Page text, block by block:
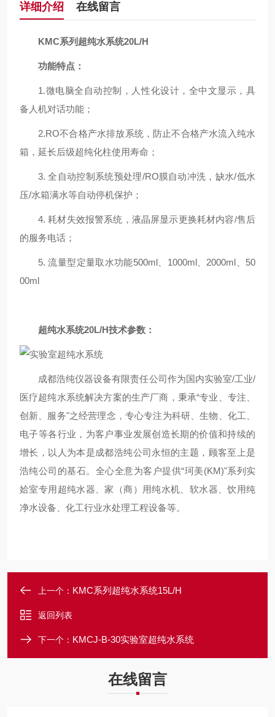
详细介绍 在线留言
KMC系列超纯水系统20L/H
功能特点：
1.微电脑全自动控制，人性化设计，全中文显示，具
备人机对话功能；
2.RO不合格产水排放系统，防止不合格产水流入纯水
箱，延长后级超纯化柱使用寿命；
3. 全自动控制系统预处理/RO膜自动冲洗，缺水/低水
压/水箱满水等自动停机保护；
4. 耗材失效报警系统，液晶屏显示更换耗材内容/售后
的服务电话；
5. 流量型定量取水功能500ml、1000ml、2000ml、50
00ml
超纯水系统20L/H技术参数：
成都浩纯仪器设备有限责任公司作为国内实验室/工业/
医疗超纯水系统解决方案的生产厂商，秉承“专业、专注、
创新、服务"之经营理念，专心专注为科研、生物、化工、
电子等各行业，为客户事业发展创造长期的价值和持续的
增长，以人为本是成都浩纯公司永恒的主题，顾客至上是
浩纯公司的基石。全心全意为客户提供“珂美(KM)"系列实
姶室专用超纯水器、家（商）用纯水机、软水器、饮用纯
净水设备、化工行业水处理工程设备等。
上一个： KMC系列超纯水系统15L/H
返回列表
下一个： KMCJ-B-30实验室超纯水系统
在线留言